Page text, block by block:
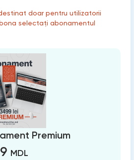
doar pentru utilizatorii
selectați abonamentul
Premium
MDL